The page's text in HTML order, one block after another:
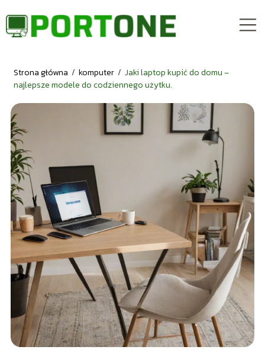
Strona główna / komputer / Jaki laptop kupić do domu –
najlepsze modele do codziennego użytku.